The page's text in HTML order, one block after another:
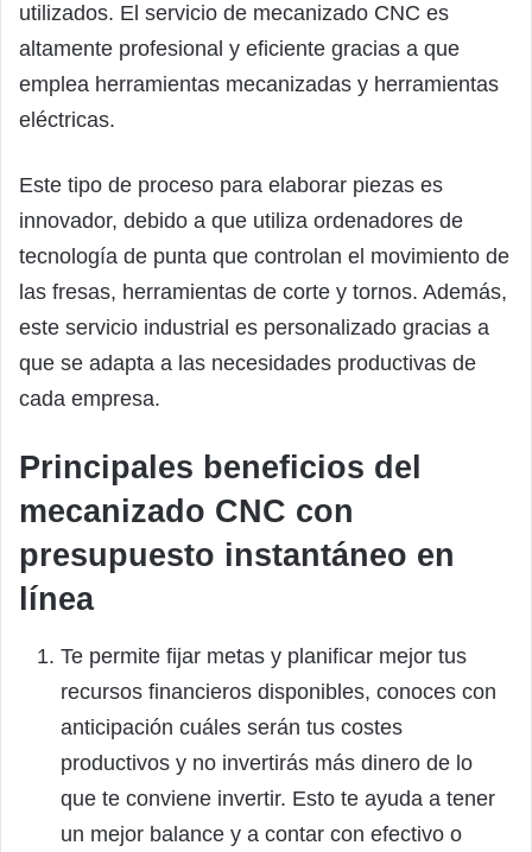
utilizados. El servicio de mecanizado CNC es
altamente profesional y eficiente gracias a que
emplea herramientas mecanizadas y herramientas
eléctricas.
Este tipo de proceso para elaborar piezas es
innovador, debido a que utiliza ordenadores de
tecnología de punta que controlan el movimiento de
las fresas, herramientas de corte y tornos. Además,
este servicio industrial es personalizado gracias a
que se adapta a las necesidades productivas de
cada empresa.
Principales beneficios del
mecanizado CNC con
presupuesto instantáneo en
línea
Te permite fijar metas y planificar mejor tus
recursos financieros disponibles, conoces con
anticipación cuáles serán tus costes
productivos y no invertirás más dinero de lo
que te conviene invertir. Esto te ayuda a tener
un mejor balance y a contar con efectivo o